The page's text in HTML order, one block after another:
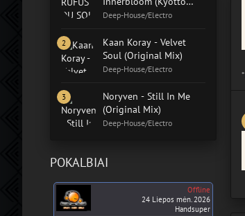
*
'OTC' Rework)
Deep-House/Electro
Kaan Koray - Velvet
Soul (Original Mix)
Deep-House/Electro
Noryven - Still In Me
(Original Mix)
Deep-House/Electro
POKALBIAI
Offline
24 Liepos mėn. 2026
Handsuper